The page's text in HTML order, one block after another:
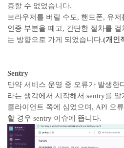
증할 수 없었습니다.
브라우저를 버릴 수도, 핸드폰, 유
인증 부분을 떼고, 간단한 절차를
는 방향으로 가게 되었습니다.(개인
Sentry
만약 서비스 운영 중 오류가 발생한
라는 생각에서 시작해서 sentry를 알
클라이언트 쪽에 심었으며, API 오
할 경우 sentry 이슈에 뜹니다.